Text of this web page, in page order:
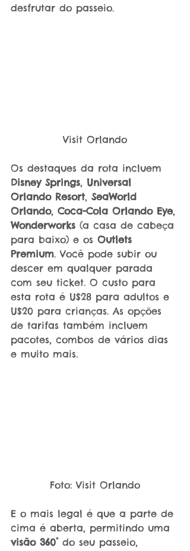
desfrutar do passeio.
Visit Orlando
Os destaques da rota incluem
Disney Springs, Universal
Orlando Resort, SeaWorld
Orlando, Coca-Cola Orlando Eye,
Wonderworks (a casa de cabeça
para baixo) e os Outlets
Premium. Você pode subir ou
descer em qualquer parada
com seu ticket. O custo para
esta rota é U$28 para adultos e
U$20 para crianças. As opções
de tarifas também incluem
pacotes, combos de vários dias
e muito mais.
Foto: Visit Orlando
E o mais legal é que a parte de
cima é aberta, permitindo uma
visão 360° do seu passeio,